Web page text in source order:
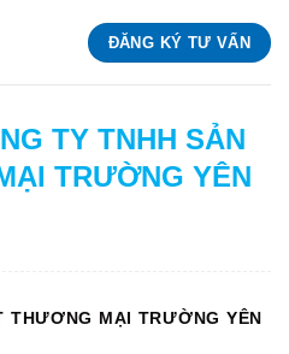
ĐĂNG KÝ TƯ VẤN
TY TNHH SẢN
TRƯỜNG YÊN
THƯƠNG MẠI TRƯỜNG YÊN